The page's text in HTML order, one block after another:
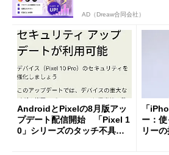
AD（Dreaw合同会社）
AndroidとPixelの8月版アッ
プデート配信開始 「Pixel 1
0」シリーズのタッチ不具合
「
ー：
リー